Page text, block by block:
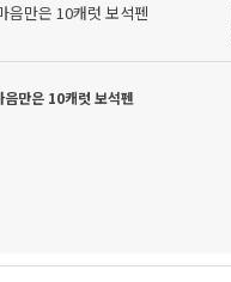
음만은 10캐럿 보석펜
만은 10캐럿 보석펜